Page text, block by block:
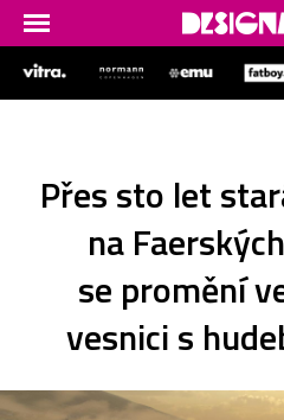
Přes sto let
na
se promění
vesnici s